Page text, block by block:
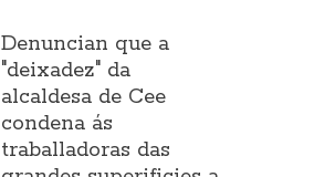
Denuncian que a
"deixadez" da
alcaldesa de Cee
condena ás
traballadoras das